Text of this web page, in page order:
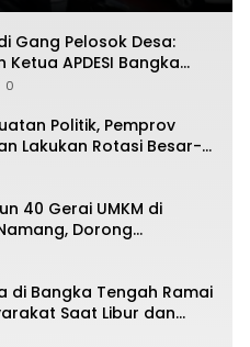
Gang Pelosok Desa:
APDESI Bangka
Babel
0
Politik, Pemprov
Lakukan Rotasi Besar-
40 Gerai UMKM di
Dorong
di Bangka Tengah Ramai
Saat Libur dan